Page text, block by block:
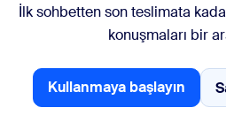
İlk sohbetten son teslimata
konuşmaları bir
Kullanmaya başlayın
Başlayın